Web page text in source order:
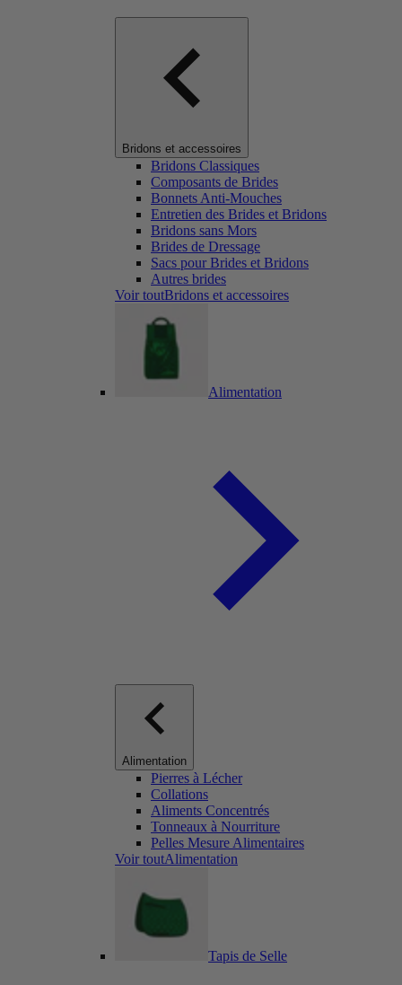
Bridons et accessoires
Bridons Classiques
Composants de Brides
Bonnets Anti-Mouches
Entretien des Brides et Bridons
Bridons sans Mors
Brides de Dressage
Sacs pour Brides et Bridons
Autres brides
Voir toutBridons et accessoires
Alimentation
Alimentation
Pierres à Lécher
Collations
Aliments Concentrés
Tonneaux à Nourriture
Pelles Mesure Alimentaires
Voir toutAlimentation
Tapis de Selle